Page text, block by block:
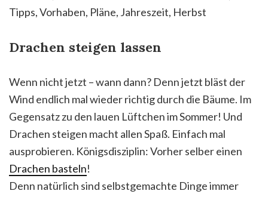
Drachen steigen lassen
Wenn nicht jetzt – wann dann? Denn jetzt bläst der
Wind endlich mal wieder richtig durch die Bäume. Im
Gegensatz zu den lauen Lüftchen im Sommer! Und
Drachen steigen macht allen Spaß. Einfach mal
ausprobieren. Königsdisziplin: Vorher selber einen
Drachen basteln!
Denn natürlich sind selbstgemachte Dinge immer